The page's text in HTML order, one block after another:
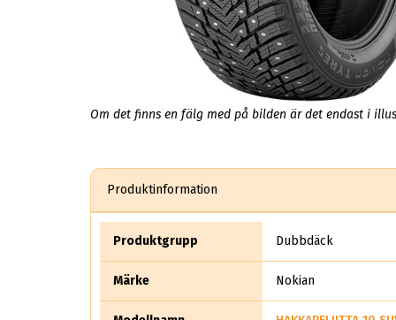
Om det finns en fälg med på bilden är det endast i
Produktinformation
Produktgrupp Dubbdäck
Märke Nokian